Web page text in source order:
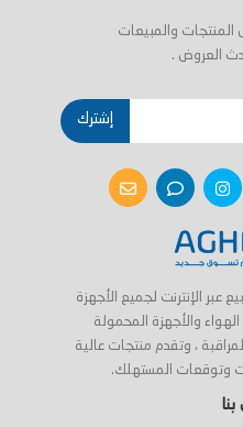
والمبيعات
العروض .
إشترك
الإنترنت لجميع الأجهزة
الهواء والأجهزة المحمولة
، وتقدم منتجات عالية
وتوقعات المستهلك.